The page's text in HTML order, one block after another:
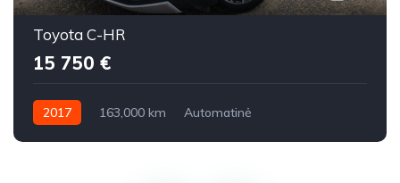
Toyota C-HR
15 750 €
2017 163,000 km
Automatinė